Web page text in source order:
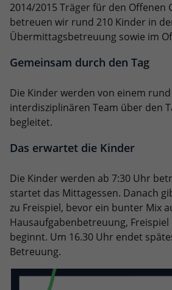
2014/2015 Träger für den Offenen
betreuen wir rund 210 Kinder in
Übermittagsbetreuung sowie im
Gemeinsam durch den Tag
Die Kinder werden von einem
interdisziplinären Team über den
begleitet.
Das erwartet die Kinder
Die Kinder werden ab 7:30 Uhr
startet das Mittagessen. Danach
zu Freispiel, bevor ein bunter Mix
Hausaufgabenbetreuung,
beginnt. Um 16.30 Uhr endet
Betreuung.